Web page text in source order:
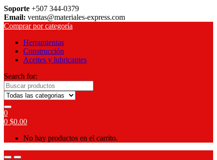
Soporte +507 344-0379
Email: ventas@materiales-express.com
Comprar por categoría
Herramientas
Construcción
Aceites y lubricantes
Search for:
0
0 $0.00
No hay productos en el carrito.